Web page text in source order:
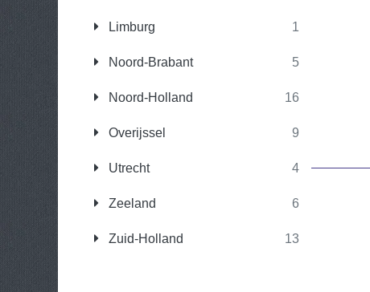
Limburg 1
Noord-Brabant 5
Noord-Holland 16
Overijssel 9
Utrecht 4
Zeeland 6
Zuid-Holland 13